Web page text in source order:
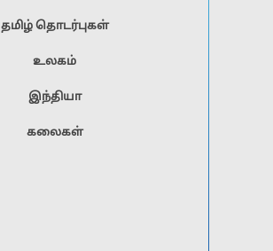
தமிழ் தொடர்புகள்
உலகம்
இந்தியா
கலைகள்